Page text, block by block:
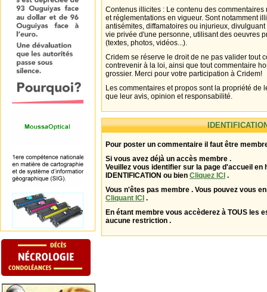
Contenus illicites : Le contenu des
et réglementations en vigueur. Sont notamment
antisémites, diffamatoires ou injurieux,
vie privée d'une personne, utilisant des oeuvres
(textes, photos, vidéos...).
Cridem se réserve le droit de ne pas valider tout
contrevenir à la loi, ainsi que tout commentaire
grossier. Merci pour votre participation à Cridem!
Les commentaires et propos sont la propriété de
que leur avis, opinion et responsabilité.
Pour poster un commentaire il faut être
Si vous avez déjà un accès membre .
Veuillez vous identifier sur la page d'accueil en
IDENTIFICATION ou bien Cliquez ICI .
Vous n'êtes pas membre . Vous pouvez vous
Cliquant ICI .
En étant membre vous accèderez à TOUS les
aucune restriction .